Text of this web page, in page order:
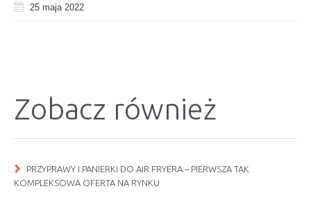
25 maja 2022
Zobacz również
PRZYPRAWY I PANIERKI DO AIR FRYERA – PIERWSZA TAK
KOMPLEKSOWA OFERTA NA RYNKU